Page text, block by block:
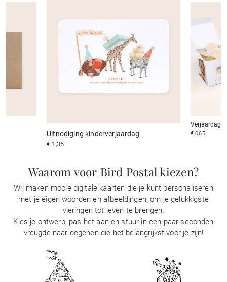
Uitnodiging kinderverjaardag
€ 1,35
Verjaardag
€ 0,65
Waarom voor Bird Postal kiezen?
Wij maken mooie digitale kaarten die je kunt personaliseren
met je eigen woorden en afbeeldingen, om je gelukkigste
vieringen tot leven te brengen.
Kies je ontwerp, pas het aan en stuur in een paar seconden
vreugde naar degenen die het belangrijkst voor je zijn!